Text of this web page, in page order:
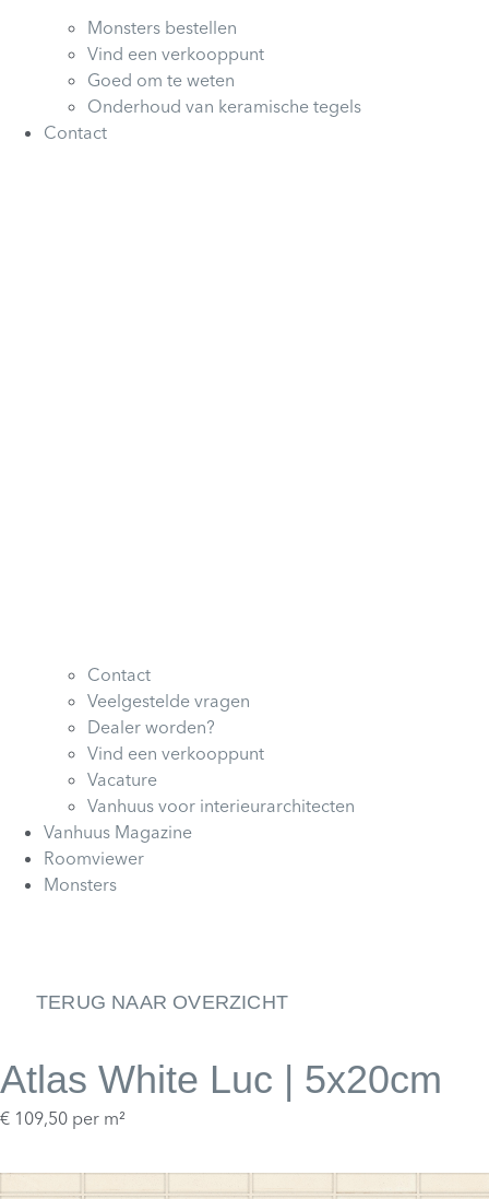
Monsters bestellen
Vind een verkooppunt
Goed om te weten
Onderhoud van keramische tegels
Contact
Contact
Veelgestelde vragen
Dealer worden?
Vind een verkooppunt
Vacature
Vanhuus voor interieurarchitecten
Vanhuus Magazine
Roomviewer
Monsters
TERUG NAAR OVERZICHT
Atlas White Luc | 5x20cm
€ 109,50 per m²